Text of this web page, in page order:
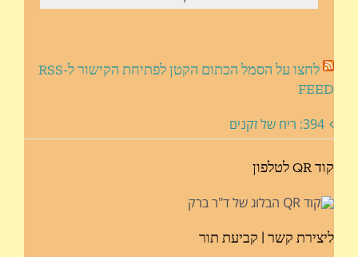
לחצו על הסמל הכתום הקטן לפתיחת הקישור ל-RSS
FEED
394: ריח של זקנים
קוד QR לטלפון
ליצירת קשר | קביעת תור